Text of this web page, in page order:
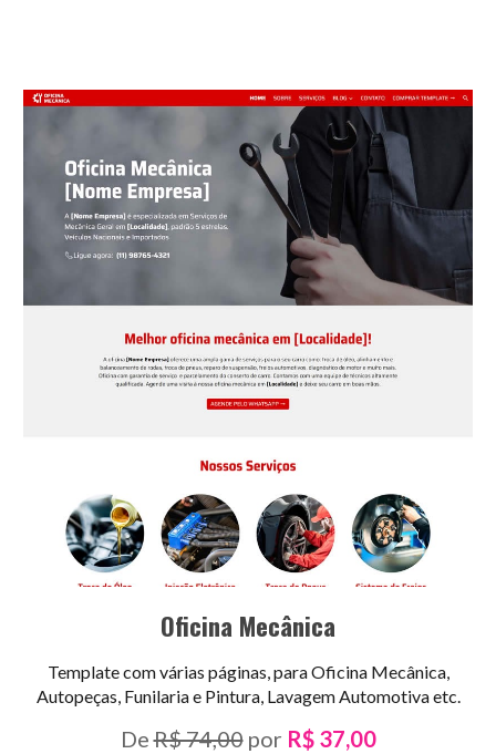
Oficina Mecânica
Template com várias páginas, para Oficina Mecânica,
Autopeças, Funilaria e Pintura, Lavagem Automotiva etc.
DeR$ 74,00por R$ 37,00